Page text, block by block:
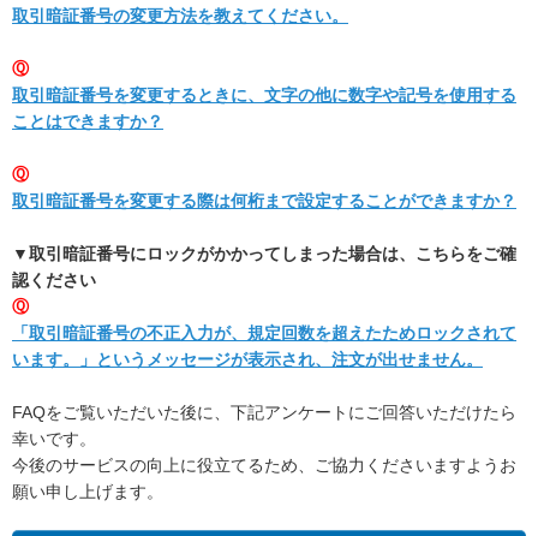
取引暗証番号の変更方法を教えてください。
Ⓠ
取引暗証番号を変更するときに、文字の他に数字や記号を使用する
ことはできますか？
Ⓠ
取引暗証番号を変更する際は何桁まで設定することができますか？
▼取引暗証番号にロックがかかってしまった場合は、こちらをご確
認ください
Ⓠ
「取引暗証番号の不正入力が、規定回数を超えたためロックされて
います。」というメッセージが表示され、注文が出せません。
FAQをご覧いただいた後に、下記アンケートにご回答いただけたら
幸いです。
今後のサービスの向上に役立てるため、ご協力くださいますようお
願い申し上げます。